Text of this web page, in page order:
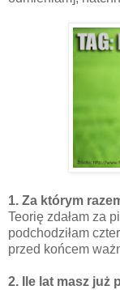
1. Za którym
Teorię zdałam za
podchodziłam
przed końcem
2. Ile lat masz już